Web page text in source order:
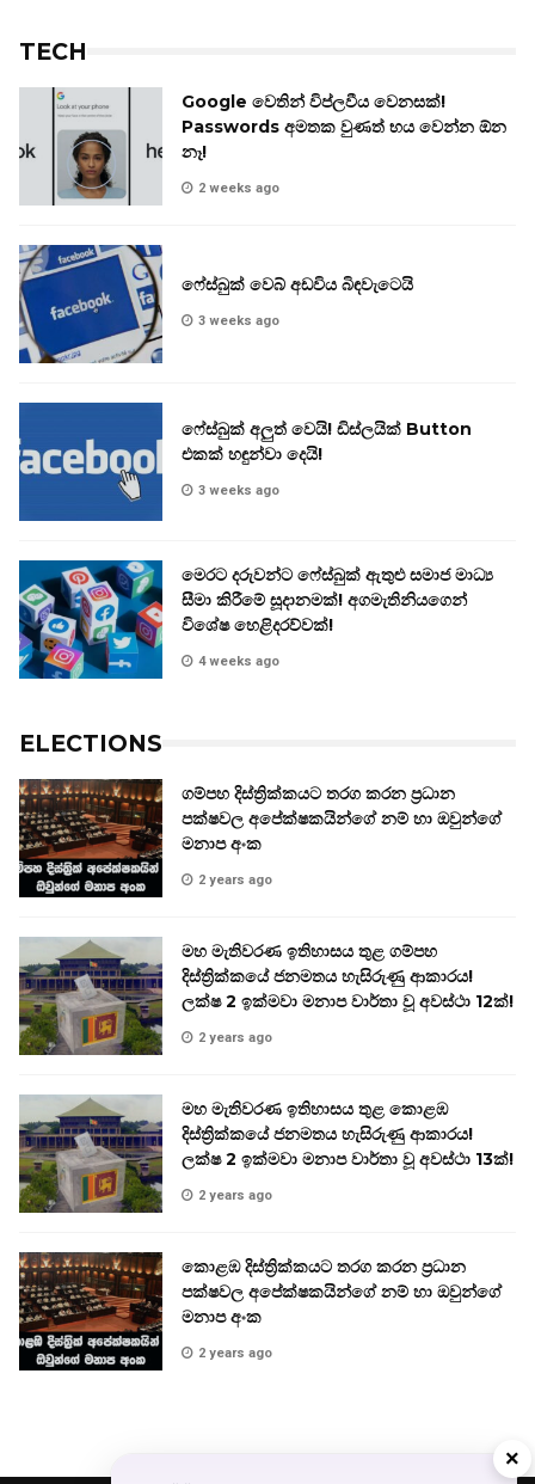
×
TECH
Google වෙතින් විප්ලවීය වෙනසක්!
Passwords අමතක වුණත් භය වෙන්න ඕන
නෑ!
2 weeks ago
ෆේස්බුක් වෙබ් අඩවිය බිඳවැටෙයි
3 weeks ago
ෆේස්බුක් අලුත් වෙයි! ඩිස්ලයික් Button
එකක් හඳුන්වා දෙයි!
3 weeks ago
මෙරට දරුවන්ට ෆේස්බුක් ඇතුළු සමාජ මාධ්‍ය
සීමා කිරීමේ සූදානමක්! අගමැතිනියගෙන්
විශේෂ හෙළිදරව්වක්!
4 weeks ago
ELECTIONS
ගම්පහ දිස්ත්‍රික්කයට තරග කරන ප්‍රධාන
පක්ෂවල අපේක්ෂකයින්ගේ නම් හා ඔවුන්ගේ
මනාප අංක
2 years ago
මහ මැතිවරණ ඉතිහාසය තුළ ගම්පහ
දිස්ත්‍රික්කයේ ජනමතය හැසිරුණු ආකාරය!
ලක්ෂ 2 ඉක්මවා මනාප වාර්තා වූ අවස්ථා 12ක්!
2 years ago
මහ මැතිවරණ ඉතිහාසය තුළ කොළඹ
දිස්ත්‍රික්කයේ ජනමතය හැසිරුණු ආකාරය!
ලක්ෂ 2 ඉක්මවා මනාප වාර්තා වූ අවස්ථා 13ක්!
2 years ago
කොළඹ දිස්ත්‍රික්කයට තරග කරන ප්‍රධාන
පක්ෂවල අපේක්ෂකයින්ගේ නම් හා ඔවුන්ගේ
මනාප අංක
2 years ago